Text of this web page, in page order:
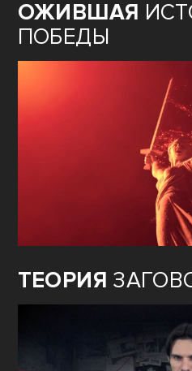
ОЖИВШАЯ
ПОБЕДЫ
ТЕОРИЯ